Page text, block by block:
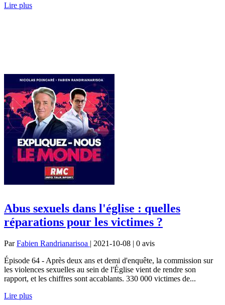
Lire plus
Abus sexuels dans l'église : quelles
réparations pour les victimes ?
ParFabien Randrianarisoa | 2021-10-08 | 0 avis
Épisode 64 - Après deux ans et demi d'enquête, la commission sur
les violences sexuelles au sein de l'Église vient de rendre son
rapport, et les chiffres sont accablants. 330 000 victimes de...
Lire plus